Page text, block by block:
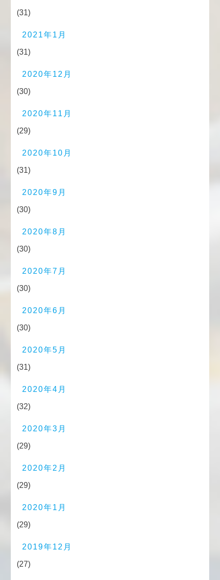
(31)
2021年1月
(31)
2020年12月
(30)
2020年11月
(29)
2020年10月
(31)
2020年9月
(30)
2020年8月
(30)
2020年7月
(30)
2020年6月
(30)
2020年5月
(31)
2020年4月
(32)
2020年3月
(29)
2020年2月
(29)
2020年1月
(29)
2019年12月
(27)